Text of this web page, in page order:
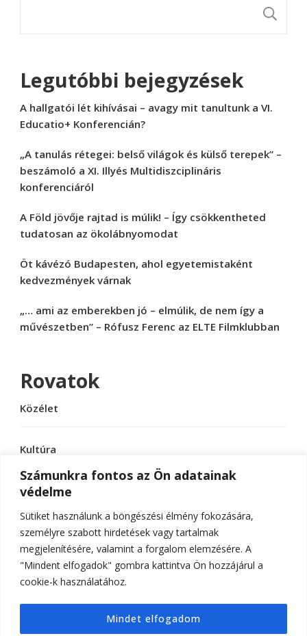
Számunkra fontos az Ön adatainak
védelme
Sütiket használunk a böngészési élmény fokozására,
személyre szabott hirdetések vagy tartalmak
megjelenítésére, valamint a forgalom elemzésére. A
"Mindent elfogadok" gombra kattintva Ön hozzájárul a
cookie-k használatához.
Mindet elfogadom
Legutóbbi bejegyzések
A hallgatói lét kihívásai – avagy mit tanultunk a VI.
Educatio+ Konferencián?
„A tanulás rétegei: belső világok és külső terepek” –
beszámoló a XI. Illyés Multidiszciplináris
konferenciáról
A Föld jövője rajtad is múlik! – Így csökkentheted
tudatosan az ökolábnyomodat
Öt kávézó Budapesten, ahol egyetemistaként
kedvezmények várnak
„… ami az emberekben jó – elmúlik, de nem így a
művészetben” – Rófusz Ferenc az ELTE Filmklubban
Rovatok
Közélet
Kultúra
Sport
Tudomány
© Szerzői jog 2026ELTE Online
fenntartva.Hello Fashion | FejlesztetteBlossom